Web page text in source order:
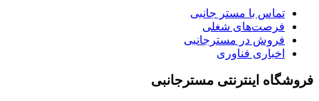
تماس با مستر جانبی
فرصت‌های شغلی
فروش در مسترجانبی
اخباری فناوری
فروشگاه اینترنتی مسترجانبی